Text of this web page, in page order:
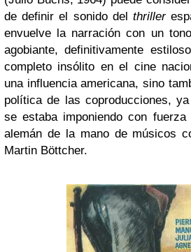
de definir el sonido delthriller
envuelve la narración con un
agobiante, definitivamente
completo insólito en el cine
una influencia americana, sino
política de las coproducciones,
se estaba imponiendo con
alemán de la mano de músicos
Martin Böttcher.